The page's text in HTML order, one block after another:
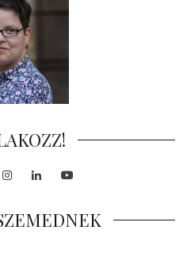
Instagram
LinkedInYoutube